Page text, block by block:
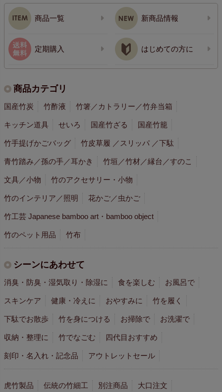
商品一覧 新商品情報
定期購入 はじめての方に
商品カテゴリ
国産竹炭 竹酢液 竹箸／カトラリー／竹弁当箱
キッチン道具 せいろ 国産竹ざる 国産竹籠
竹手提げかごバッグ 竹皮草履 ／スリッパ ／下駄
青竹踏み／孫の手／耳かき 竹垣／竹材／縁台／すのこ
文具／小物 竹のアクセサリー・小物
竹のインテリア／照明 花かご／虫かご
竹工芸 Japanese bamboo art・bamboo object
竹のペット用品 竹布
シーンにあわせて
消臭・防臭・湿気取り・除湿に 食を楽しむ お風呂で
スキンケア 健康・冷えに おやすみに 竹を履く
下駄でお散歩 竹を身につける お掃除で お洗濯で
収納・整理に 竹でなごむ 四代目おすすめ
刻印・名入れ・記念品 アウトレットセール
虎竹製品 伝統の竹細工 別注商品 大口注文